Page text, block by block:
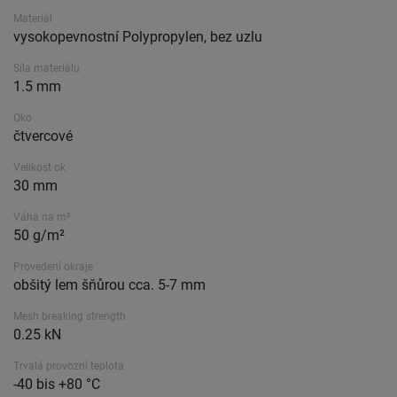
Materiál
vysokopevnostní Polypropylen, bez uzlu
Síla materiálu
1.5 mm
Oko
čtvercové
Velikost ok
30 mm
Váha na m²
50 g/m²
Provedení okraje
obšitý lem šňůrou cca. 5-7 mm
Mesh breaking strength
0.25 kN
Trvalá provozní teplota
-40 bis +80 °C